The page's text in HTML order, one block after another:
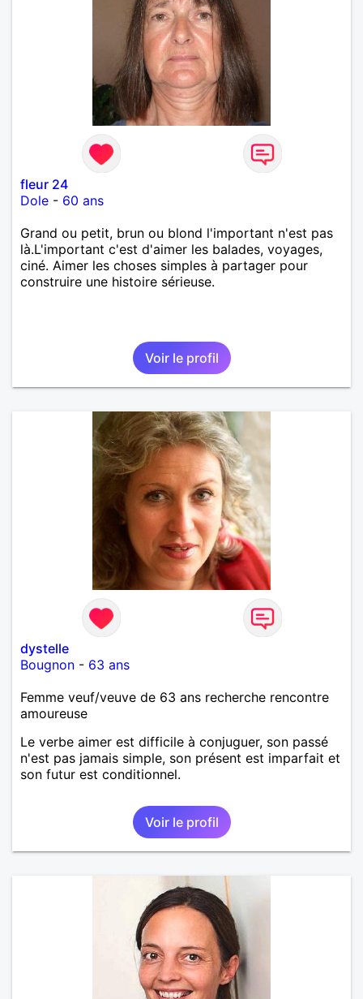
fleur 24
Dole - 60 ans
Grand ou petit, brun ou blond l'important n'est pas
là.L'important c'est d'aimer les balades, voyages,
ciné. Aimer les choses simples à partager pour
construire une histoire sérieuse.
Voir le profil
dystelle
Bougnon - 63 ans
Femme veuf/veuve de 63 ans recherche rencontre
amoureuse
Le verbe aimer est difficile à conjuguer, son passé
n'est pas jamais simple, son présent est imparfait et
son futur est conditionnel.
Voir le profil